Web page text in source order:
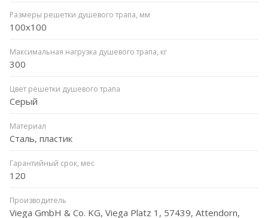
Размеры решетки душевого трапа, мм
100х100
Максимальная нагрузка душевого трапа, кг
300
Цвет решетки душевого трапа
Серый
Материал
Сталь, пластик
Гарантийный срок, мес
120
Производитель
Viega GmbH & Co. KG, Viega Platz 1, 57439, Attendorn,